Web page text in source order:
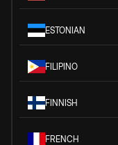
ESTONIAN
FILIPINO
FINNISH
FRENCH